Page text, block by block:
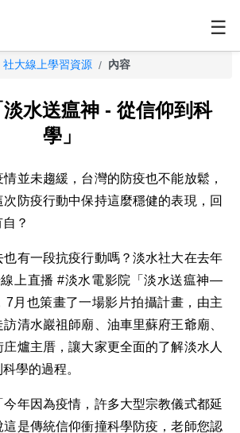
☰
社大線上學習資源 / 內容
水送瘟神 - 從信仰到科
學」
並未趨緩，台灣的防疫也不能放鬆，
防疫行動中保持這麼穩健的表現，回
？
也有一段抗疫行動嗎？淡水社大在去年
上直播 #淡水電影院「淡水送瘟神―
7月也策畫了一場影片拍攝計畫，由主
清水巖祖師廟、油車里蘇府王爺廟、
爐主厝，讓大家更全面的了解淡水人
學的過程。
年因為疫情，許多大型宗教儀式都延
是傳統信仰衝撞科學防疫，老師您認